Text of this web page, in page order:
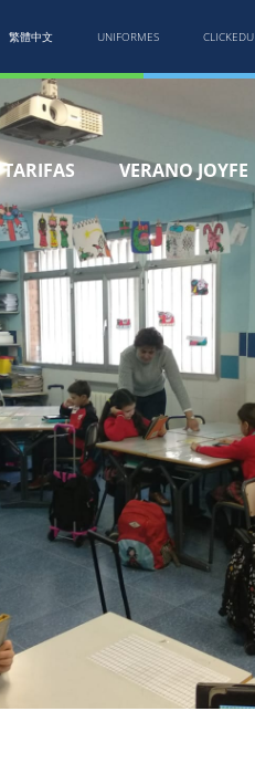
繁體中文 UNIFORMES CLICKEDU
VERANO JOYFE